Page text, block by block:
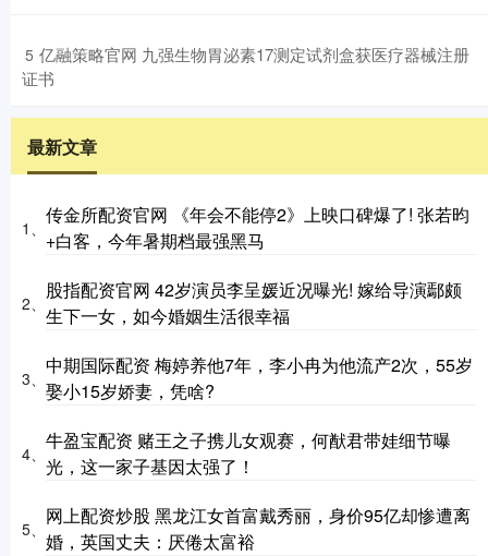
5 ​亿融策略官网 九强生物胃泌素17测定试剂盒获医疗器械注册
证书
最新文章
1、
传金所配资官网 《年会不能停2》上映口碑爆了! 张若昀
+白客，今年暑期档最强黑马
2、
股指配资官网 42岁演员李呈媛近况曝光! 嫁给导演鄢颇
生下一女，如今婚姻生活很幸福
3、
中期国际配资 梅婷养他7年，李小冉为他流产2次，55岁
娶小15岁娇妻，凭啥?
4、
牛盈宝配资 赌王之子携儿女观赛，何猷君带娃细节曝
光，这一家子基因太强了！
5、
网上配资炒股 黑龙江女首富戴秀丽，身价95亿却惨遭离
婚，英国丈夫：厌倦太富裕